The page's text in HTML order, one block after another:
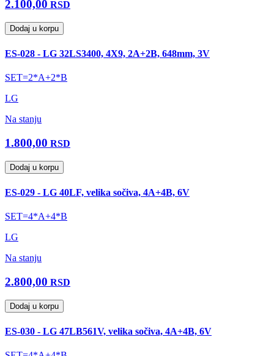
2.100,00 RSD
Dodaj u korpu
ES-028 - LG 32LS3400, 4X9, 2A+2B, 648mm, 3V
SET=2*A+2*B
LG
Na stanju
1.800,00 RSD
Dodaj u korpu
ES-029 - LG 40LF, velika sočiva, 4A+4B, 6V
SET=4*A+4*B
LG
Na stanju
2.800,00 RSD
Dodaj u korpu
ES-030 - LG 47LB561V, velika sočiva, 4A+4B, 6V